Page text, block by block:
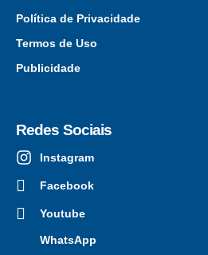
Política de Privacidade
Termos de Uso
Publicidade
Redes Sociais
Instagram
Facebook
Youtube
WhatsApp